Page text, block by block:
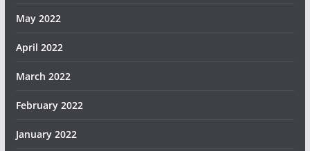
May 2022
April 2022
March 2022
February 2022
January 2022